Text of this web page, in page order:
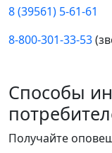
8 (39561) 5-61-61
8-800-301-33-53
Способы
Получайте